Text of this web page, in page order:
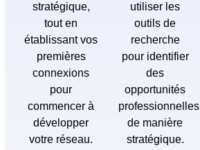
stratégique,
tout en
établissant vos
premières
connexions
pour
commencer à
développer
votre réseau.
utiliser les
outils de
recherche
pour identifier
des
opportunités
professionnelles
de manière
stratégique.